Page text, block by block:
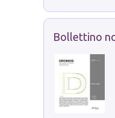
Bollettino